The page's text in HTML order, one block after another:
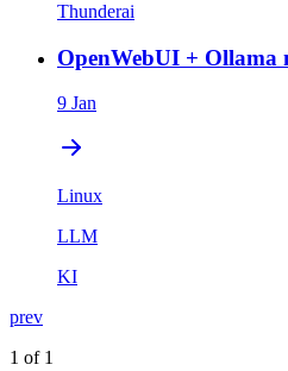
Thunderai
OpenWebUI + Ollama
9 Jan
Linux
LLM
KI
prev
1 of 1